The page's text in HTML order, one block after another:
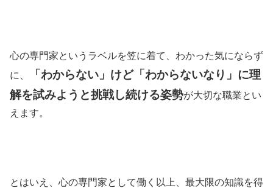
心の専門家というラベルを笠に着て、わかった気にならず
に、
「わからない」けど「わからないなり」に理
解を試みようと挑戦し続ける姿勢が大切な職業とい
えます。
とはいえ、心の専門家として働く以上、最大限の知識を得